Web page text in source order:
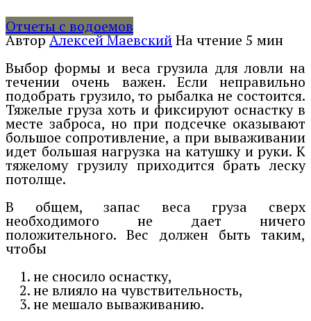
Отчеты с водоемов
АвторАлексей МаевскийНа чтение 5 мин
Выбор формы и веса грузила для ловли на
течении очень важен. Если неправильно
подобрать грузило, то рыбалка не состоится.
Тяжелые груза хоть и фиксируют оснастку в
месте заброса, но при подсечке оказывают
большое сопротивление, а при вываживании
идет большая нагрузка на катушку и руки. К
тяжелому грузилу приходится брать леску
потолще.
В общем, запас веса груза сверх
необходимого не дает ничего
положительного. Вес должен быть таким,
чтобы
не сносило оснастку,
не влияло на чувствительность,
не мешало вываживанию.